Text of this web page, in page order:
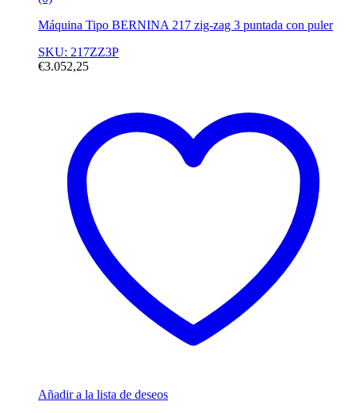
Máquina Tipo BERNINA 217 zig-zag 3 puntada con puler
SKU: 217ZZ3P
€3.052,25
Añadir a la lista de deseos